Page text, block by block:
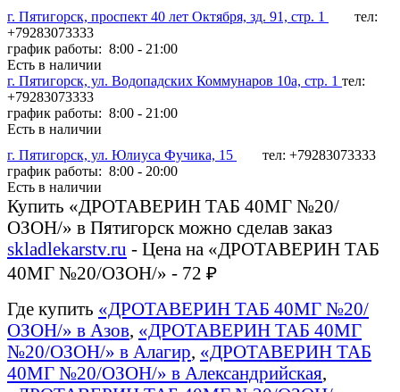
г. Пятигорск, проспект 40 лет Октября, зд. 91, стр. 1
тел:
+79283073333
график работы: 8:00 - 21:00
Есть в наличии
г. Пятигорск, ул. Водопадских Коммунаров 10а, стр. 1 тел:
+79283073333
график работы: 8:00 - 21:00
Есть в наличии
г. Пятигорск, ул. Юлиуса Фучика, 15
тел: +79283073333
график работы: 8:00 - 20:00
Есть в наличии
Купить «ДРОТАВЕРИН ТАБ 40МГ №20/
ОЗОН/» в Пятигорск можно сделав заказ
skladlekarstv.ru - Цена на «ДРОТАВЕРИН ТАБ
40МГ №20/ОЗОН/» - 72 ₽
Где купить «ДРОТАВЕРИН ТАБ 40МГ №20/
ОЗОН/» в Азов, «ДРОТАВЕРИН ТАБ 40МГ
№20/ОЗОН/» в Алагир, «ДРОТАВЕРИН ТАБ
40МГ №20/ОЗОН/» в Александрийская,